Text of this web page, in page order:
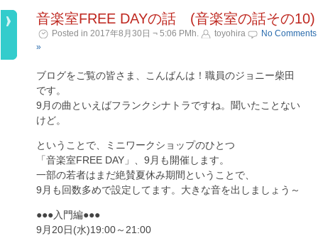
音楽室FREE DAYの話 (音楽室の話その10)
Posted in 2017年8月30日 ¬ 5:06 PMh. toyohira
No Comments
»
ブログをご覧の皆さま、こんばんは！職員のジョニー柴田
です。
9月の曲といえばフランクシナトラですね。聞いたことない
けど。
ということで、ミニワークショップのひとつ
「音楽室FREE DAY」、9月も開催します。
一部の若者はまだ絶賛夏休み期間ということで、
9月も回数多めで設定してます。大きな音を出しましょう～
●●●入門編●●●
9月20日(水)19:00～21:00